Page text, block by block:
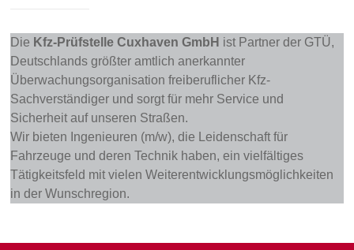
Die Kfz-Prüfstelle Cuxhaven GmbH ist Partner der GTÜ,
Deutschlands größter amtlich anerkannter
Überwachungsorganisation freiberuflicher Kfz-
Sachverständiger und sorgt für mehr Service und
Sicherheit auf unseren Straßen.
Wir bieten Ingenieuren (m/w), die Leidenschaft für
Fahrzeuge und deren Technik haben, ein vielfältiges
Tätigkeitsfeld mit vielen Weiterentwicklungsmöglichkeiten
in der Wunschregion.